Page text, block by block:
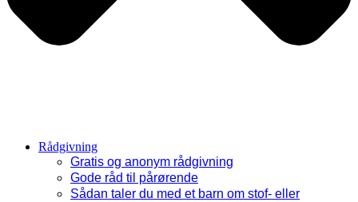
Rådgivning
Gratis og anonym rådgivning
Gode råd til pårørende
Sådan taler du med et barn om stof- eller